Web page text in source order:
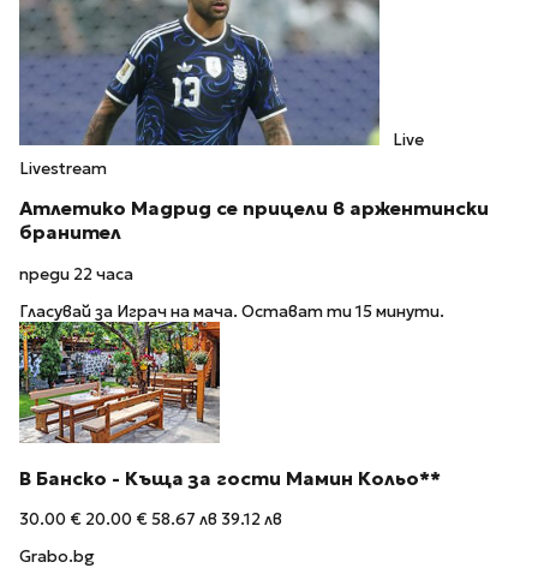
Live
Livestream
Атлетико Мадрид се прицели в аржентински
бранител
преди 22 часа
Гласувай за Играч на мача. Остават ти 15 минути.
В Банско - Къща за гости Мамин Кольо**
30.00 € 20.00 €58.67 лв 39.12 лв
Grabo.bg